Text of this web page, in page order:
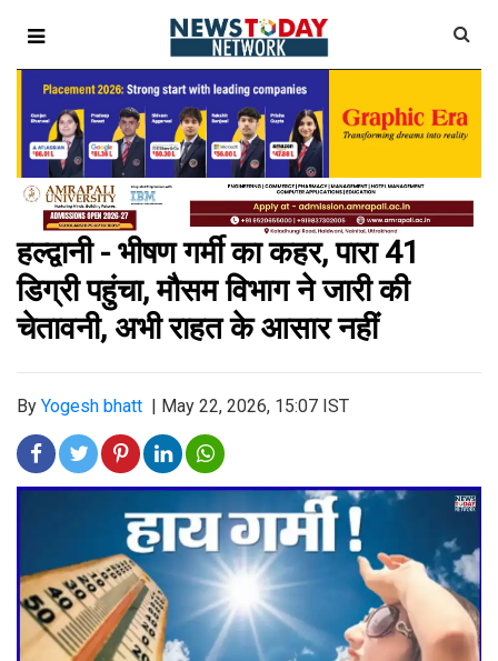
हल्द्वानी - भीषण गर्मी का कहर, पारा 41
डिग्री पहुंचा, मौसम विभाग ने जारी की
चेतावनी, अभी राहत के आसार नहीं
By Yogesh bhatt May 22, 2026, 15:07 IST